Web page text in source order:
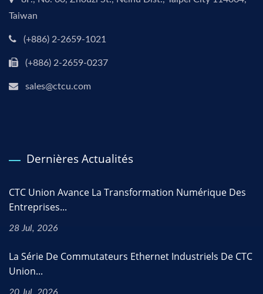
Taiwan
(+886) 2-2659-1021
(+886) 2-2659-0237
sales@ctcu.com
Dernières Actualités
CTC Union Avance La Transformation Numérique Des
Entreprises...
28 Jul, 2026
La Série De Commutateurs Ethernet Industriels De CTC
Union...
20 Jul, 2026